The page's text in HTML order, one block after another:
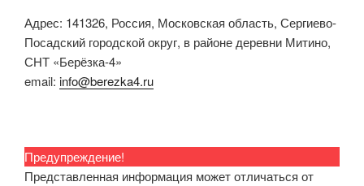
Адрес: 141326, Россия, Московская область, Сергиево-
Посадский городской округ, в районе деревни Митино,
СНТ «Берёзка-4»
email: info@berezka4.ru
Предупреждение!
Представленная информация может отличаться от